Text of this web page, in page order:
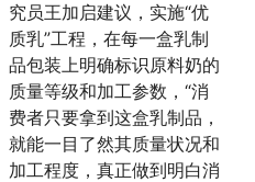
究员王加启建议，实施“优
质乳”工程，在每一盒乳制
品包装上明确标识原料奶的
质量等级和加工参数，“消
费者只要拿到这盒乳制品，
就能一目了然其质量状况和
加工程度，真正做到明白消